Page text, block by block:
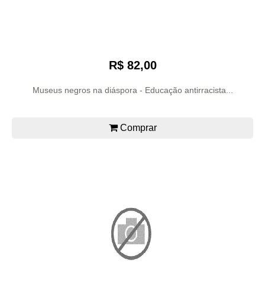
R$ 82,00
Museus negros na diáspora - Educação antirracista...
Comprar